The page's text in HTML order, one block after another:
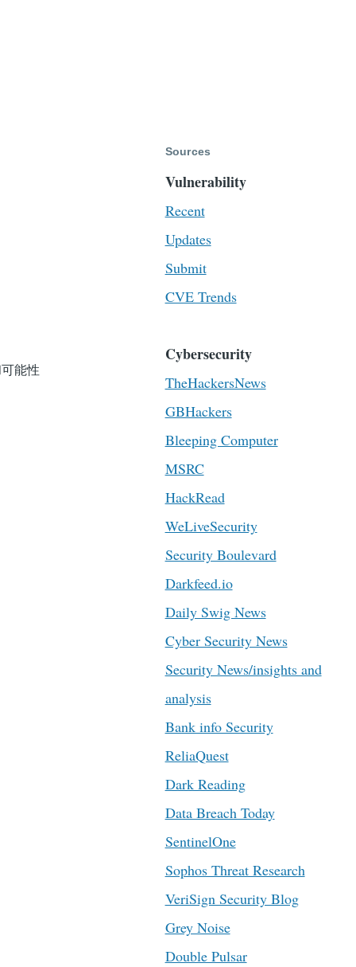
能性
Sources
Vulnerability
Recent
Updates
Submit
CVE Trends
Cybersecurity
TheHackersNews
GBHackers
Bleeping Computer
MSRC
HackRead
WeLiveSecurity
Security Boulevard
Darkfeed.io
Daily Swig News
Cyber Security News
Security News/insights and
analysis
Bank info Security
ReliaQuest
Dark Reading
Data Breach Today
SentinelOne
Sophos Threat Research
VeriSign Security Blog
Grey Noise
Double Pulsar